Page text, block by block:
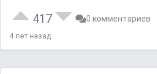
417 0 комментариев
4 лет назад